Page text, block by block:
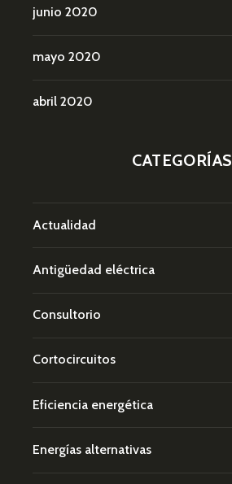
junio 2020
mayo 2020
abril 2020
CATEGORÍAS
Actualidad
Antigüedad eléctrica
Consultorio
Cortocircuitos
Eficiencia energética
Energías alternativas